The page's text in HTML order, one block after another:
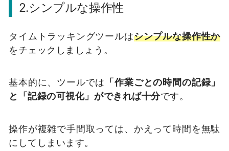
2.シンプルな操作性
タイムトラッキングツールはシンプルな操作性か
をチェックしましょう。
基本的に、ツールでは 「作業ごとの時間の記録」
と「記録の可視化」ができれば十分です。
操作が複雑で手間取っては、かえって時間を無駄
にしてしまいます。